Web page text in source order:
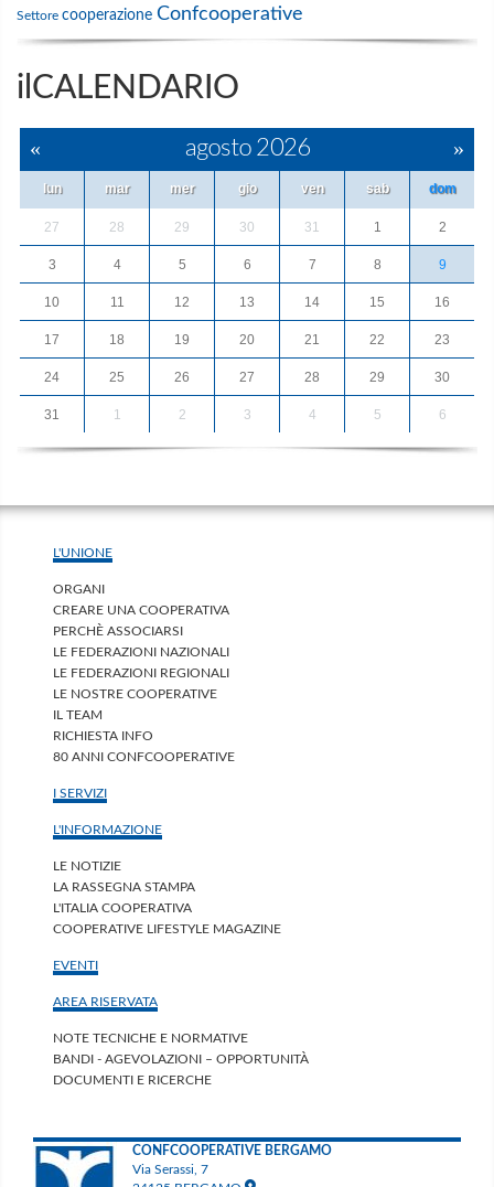
Settore cooperazione Confcooperative
ilCALENDARIO
« agosto 2026 »
lun mar mer gio ven sab dom
27 28 29 30 31 1 2
3 4 5 6 7 8 9
10 11 12 13 14 15 16
17 18 19 20 21 22 23
24 25 26 27 28 29 30
31 1 2 3 4 5 6
L'UNIONE
ORGANI
CREARE UNA COOPERATIVA
PERCHÈ ASSOCIARSI
LE FEDERAZIONI NAZIONALI
LE FEDERAZIONI REGIONALI
LE NOSTRE COOPERATIVE
IL TEAM
RICHIESTA INFO
80 ANNI CONFCOOPERATIVE
I SERVIZI
L'INFORMAZIONE
LE NOTIZIE
LA RASSEGNA STAMPA
L'ITALIA COOPERATIVA
COOPERATIVE LIFESTYLE MAGAZINE
EVENTI
AREA RISERVATA
NOTE TECNICHE E NORMATIVE
BANDI - AGEVOLAZIONI – OPPORTUNITÀ
DOCUMENTI E RICERCHE
CONFCOOPERATIVE BERGAMO
Via Serassi, 7